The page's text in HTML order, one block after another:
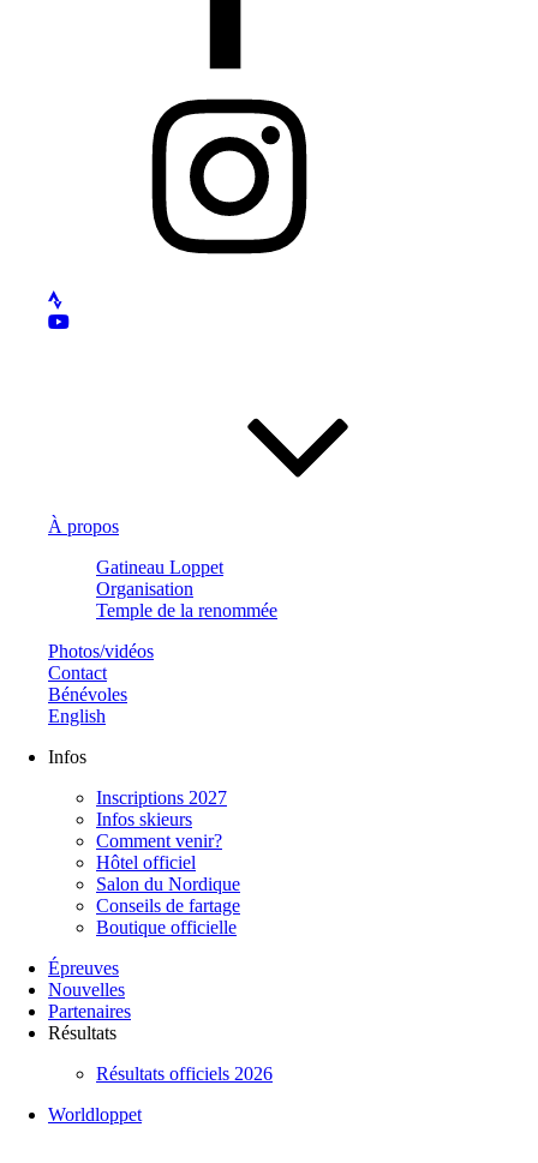
À propos
Gatineau Loppet
Organisation
Temple de la renommée
Photos/vidéos
Contact
Bénévoles
English
Infos
Inscriptions 2027
Infos skieurs
Comment venir?
Hôtel officiel
Salon du Nordique
Conseils de fartage
Boutique officielle
Épreuves
Nouvelles
Partenaires
Résultats
Résultats officiels 2026
Worldloppet